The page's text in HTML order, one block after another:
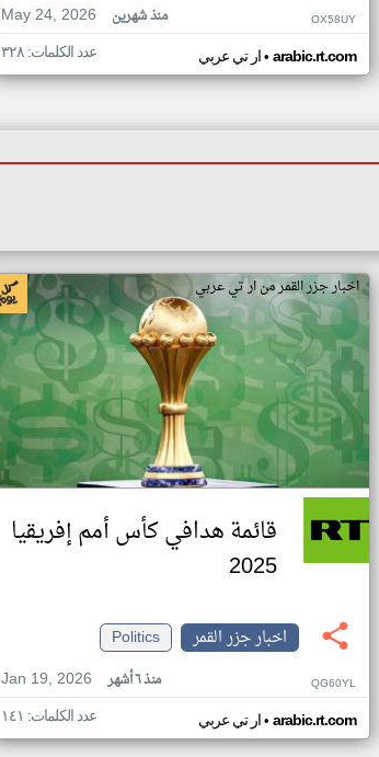
May 24, 2026
منذ شهرين OX58UY
ار تي عربي• arabic.rt.com عدد الكلمات: ٣٢٨
اخبار جزر القمر من ار تي عربي
قائمة هدافي كأس أمم إفريقيا
2025
اخبار جزر القمر
Politics
Jan 19, 2026
منذ ٦ أشهر QG60YL
ار تي عربي• arabic.rt.com عدد الكلمات: ١٤١